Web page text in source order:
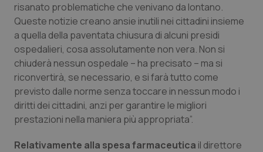
Rene & patologie urogenitali
Salute orale & impianti
Sangue & coagulazione
Tiroide
Tumore al seno
risanato problematiche che venivano da lontano.
Queste notizie creano ansie inutili nei cittadini insieme
a quella della paventata chiusura di alcuni presidi
ospedalieri, cosa assolutamente non vera. Non si
chiuderà nessun ospedale – ha precisato – ma si
riconvertirà, se necessario, e si farà tutto come
previsto dalle norme senza toccare in nessun modo i
diritti dei cittadini, anzi per garantire le migliori
prestazioni nella maniera più appropriata”.
Relativamente alla spesa farmaceutica il direttore